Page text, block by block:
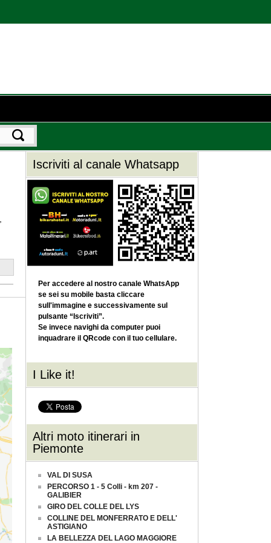
Iscriviti al canale Whatsapp
Per accedere al nostro canale WhatsApp
se sei su mobile basta cliccare
sull'immagine e successivamente sul
pulsante “Iscriviti”.
Se invece navighi da computer puoi
inquadrare il QRcode con il tuo cellulare.
I Like it!
Altri moto itinerari in
Piemonte
VAL DI SUSA
PERCORSO 1 - 5 Colli - km 207 -
GALIBIER
GIRO DEL COLLE DEL LYS
COLLINE DEL MONFERRATO E DELL'
ASTIGIANO
LA BELLEZZA DEL LAGO MAGGIORE